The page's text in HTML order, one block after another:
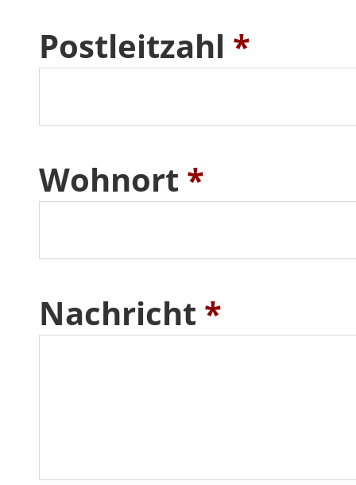
Postleitzahl *
Wohnort *
Nachricht *